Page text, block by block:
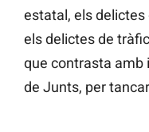
estatal, els
els delictes de
que contrasta amb
de Junts, per